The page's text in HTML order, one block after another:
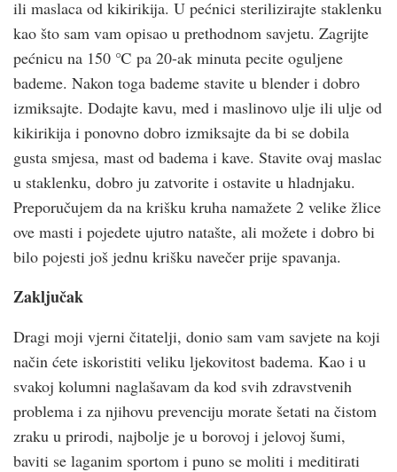
ili maslaca od kikirikija. U pećnici sterilizirajte staklenku
kao što sam vam opisao u prethodnom savjetu. Zagrijte
pećnicu na 150 ℃ pa 20-ak minuta pecite oguljene
bademe. Nakon toga bademe stavite u blender i dobro
izmiksajte. Dodajte kavu, med i maslinovo ulje ili ulje od
kikirikija i ponovno dobro izmiksajte da bi se dobila
gusta smjesa, mast od badema i kave. Stavite ovaj maslac
u staklenku, dobro ju zatvorite i ostavite u hladnjaku.
Preporučujem da na krišku kruha namažete 2 velike žlice
ove masti i pojedete ujutro natašte, ali možete i dobro bi
bilo pojesti još jednu krišku navečer prije spavanja.
Zaključak
Dragi moji vjerni čitatelji, donio sam vam savjete na koji
način ćete iskoristiti veliku ljekovitost badema. Kao i u
svakoj kolumni naglašavam da kod svih zdravstvenih
problema i za njihovu prevenciju morate šetati na čistom
zraku u prirodi, najbolje je u borovoj i jelovoj šumi,
baviti se laganim sportom i puno se moliti i meditirati